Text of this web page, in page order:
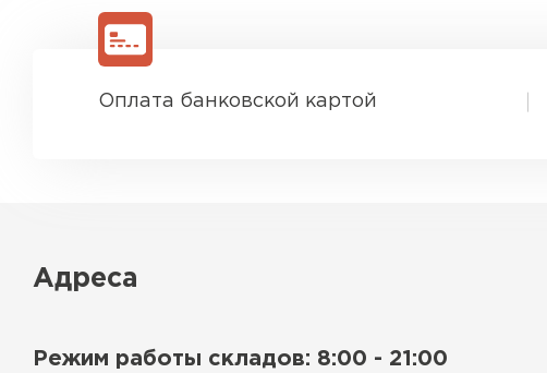
Оплата банковской картой
Адреса
Режим работы складов: 8:00 - 21:00